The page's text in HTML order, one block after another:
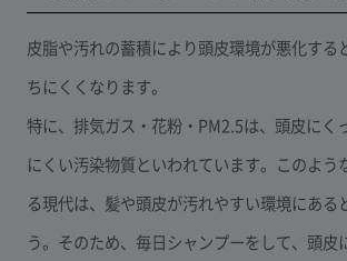
皮脂や汚れの蓄積により頭皮環境が悪化する
ちにくくなります。
特に、排気ガス・花粉・PM2.5は、頭皮にく
にくい汚染物質といわれています。このよう
る現代は、髪や頭皮が汚れやすい環境にある
う。そのため、毎日シャンプーをして、頭皮